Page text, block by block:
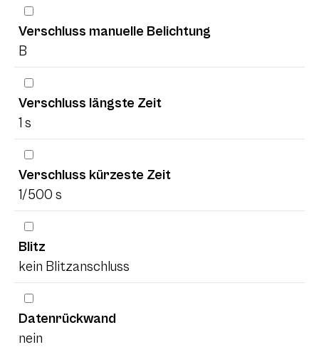
Verschluss manuelle Belichtung
B
Verschluss längste Zeit
1 s
Verschluss kürzeste Zeit
1/500 s
Blitz
kein Blitzanschluss
Datenrückwand
nein